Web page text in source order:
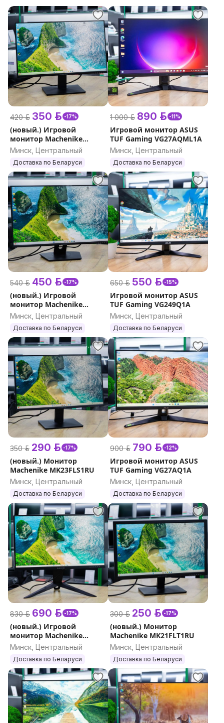
420 р. 350 р. -17%
(новый.) Игровой
монитор Machenike
MK23FG165A2RU
Минск, Центральный
Доставка по Беларуси
1 000 р. 890 р. -11%
Игровой монитор ASUS
TUF Gaming VG27AQML1A
Минск, Центральный
Доставка по Беларуси
540 р. 450 р. -17%
(новый.) Игровой
монитор Machenike
MK27FG165S1RU
Минск, Центральный
Доставка по Беларуси
650 р. 550 р. -15%
Игровой монитор ASUS
TUF Gaming VG249Q1A
Минск, Центральный
Доставка по Беларуси
350 р. 290 р. -17%
(новый.) Монитор
Machenike MK23FLS1RU
Минск, Центральный
Доставка по Беларуси
900 р. 790 р. -12%
Игровой монитор ASUS
TUF Gaming VG27AQ1A
Минск, Центральный
Доставка по Беларуси
830 р. 690 р. -17%
(новый.) Игровой
монитор Machenike
MK27QG170S2RU
Минск, Центральный
Доставка по Беларуси
300 р. 250 р. -17%
(новый.) Монитор
Machenike MK21FLT1RU
Минск, Центральный
Доставка по Беларуси